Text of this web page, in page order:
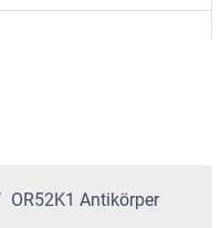
OR52K1 Antikörper